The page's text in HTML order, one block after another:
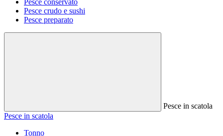
Pesce conservato
Pesce crudo e sushi
Pesce preparato
Pesce in scatola
Pesce in scatola
Tonno